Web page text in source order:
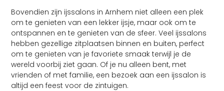
Bovendien zijn ijssalons in Arnhem niet alleen een plek
om te genieten van een lekker ijsje, maar ook om te
ontspannen en te genieten van de sfeer. Veel ijssalons
hebben gezellige zitplaatsen binnen en buiten, perfect
om te genieten van je favoriete smaak terwijl je de
wereld voorbij ziet gaan. Of je nu alleen bent, met
vrienden of met familie, een bezoek aan een ijssalon is
altijd een feest voor de zintuigen.